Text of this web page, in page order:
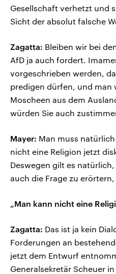
Gesellschaft verhetzt und
Sicht der absolut falsche
Zagatta: Bleiben wir bei
AfD ja auch fordert.
vorgeschrieben werden,
predigen dürfen, und man
Moscheen aus dem
würden Sie auch
Mayer: Man muss
nicht eine Religion jetzt
Deswegen gilt es
auch die Frage zu
„Man kann nicht eine
Zagatta: Das ist ja kein
Forderungen an
jetzt dem Entwurf
Generalsekretär Scheuer